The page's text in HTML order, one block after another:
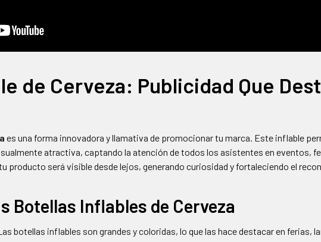
de Cerveza: Publicidad Que
es una forma innovadora y llamativa de promocionar tu marca. Este inflable
atractiva, captando la atención de todos los asistentes en eventos,
producto será visible desde lejos, generando curiosidad y fortaleciendo el
Botellas Inflables de Cerveza
botellas inflables son grandes y coloridas, lo que las hace destacar en ferias,